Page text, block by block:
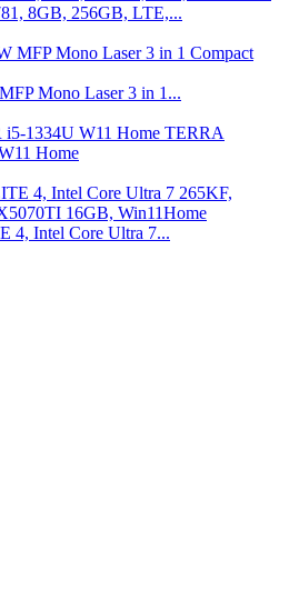
8GB, 256GB, LTE,...
Mono Laser 3 in 1...
TERRA
Home
4, Intel Core Ultra 7...